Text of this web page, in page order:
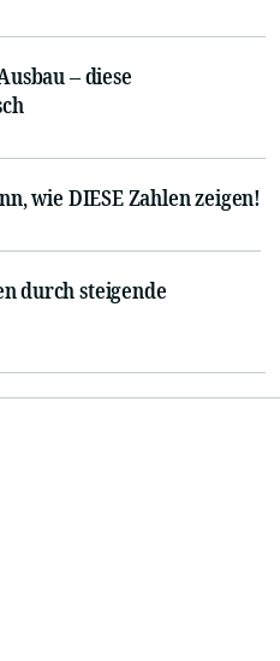
– diese
wie DIESE Zahlen zeigen!
durch steigende